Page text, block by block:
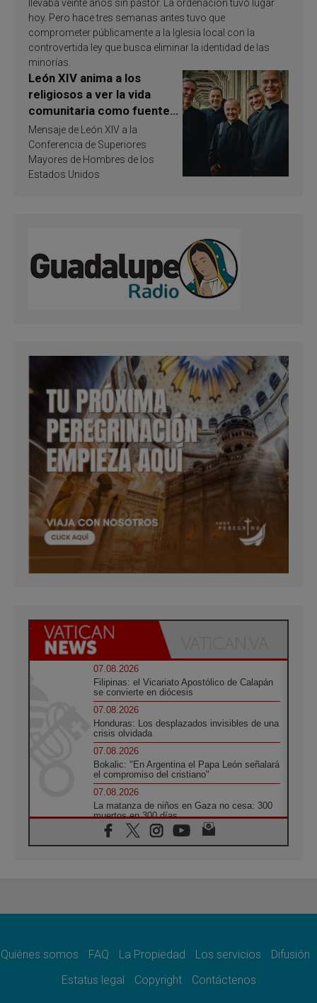
llevaba veinte años sin pastor. La ordenación tuvo lugar
hoy. Pero hace tres semanas antes tuvo que
comprometer públicamente a la Iglesia local con la
controvertida ley que busca eliminar la identidad de las
minorías.
León XIV anima a los
religiosos a ver la vida
comunitaria como fuente
de inspiración y
santificación
Mensaje de León XIV a la
Conferencia de Superiores
Mayores de Hombres de los
Estados Unidos
07.08.2026
Filipinas: el Vicariato Apostólico de Calapán
se convierte en diócesis
07.08.2026
Honduras: Los desplazados invisibles de una
crisis olvidada
07.08.2026
Bokalic: "En Argentina el Papa León señalará
el compromiso del cristiano"
07.08.2026
La matanza de niños en Gaza no cesa: 300
muertos en 300 días
07.08.2026
Tagle: La guerra desfigura el mundo, solo la
como misión al servicio del Evangelio
SIGNIS 2026, dar voz a las religiosas en el
espacio público
Quiénes somos FAQ La Propiedad Los servicios
Difusión
Estatus legal
Copyright Contáctenos